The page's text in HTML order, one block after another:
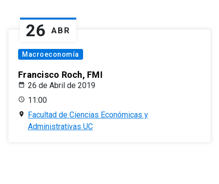
26 ABR
Macroeconomía
Francisco Roch, FMI
26 de Abril de 2019
11:00
Facultad de Ciencias Económicas y
Administrativas UC